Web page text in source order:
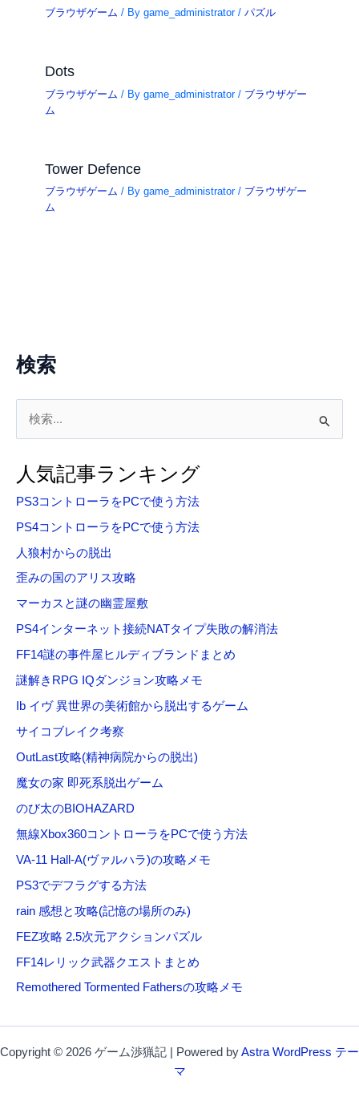
検索
象
:
人気記事ランキング
PS3コントローラをPCで使う方法
PS4コントローラをPCで使う方法
人狼村からの脱出
歪みの国のアリス攻略
マーカスと謎の幽霊屋敷
PS4インターネット接続NATタイプ失敗の解消法
FF14謎の事件屋ヒルディブランドまとめ
謎解きRPG IQダンジョン攻略メモ
Ib イヴ 異世界の美術館から脱出するゲーム
サイコブレイク考察
OutLast攻略(精神病院からの脱出)
魔女の家 即死系脱出ゲーム
のび太のBIOHAZARD
無線Xbox360コントローラをPCで使う方法
VA-11 Hall-A(ヴァルハラ)の攻略メモ
PS3でデフラグする方法
rain 感想と攻略(記憶の場所のみ)
FEZ攻略 2.5次元アクションパズル
FF14レリック武器クエストまとめ
Remothered Tormented Fathersの攻略メモ
ブラウザゲーム / Bygame_administrator/パズル
Dots
ブラウザゲーム / Bygame_administrator/ ブラウザゲー
ム
Tower Defence
ブラウザゲーム / Bygame_administrator/ ブラウザゲー
ム
Copyright © 2026 ゲーム渉猟記 | Powered byAstra WordPress テー
マ